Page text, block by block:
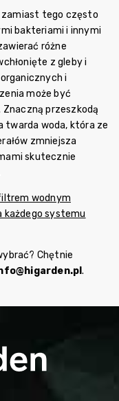
zamiast tego często
bakteriami i innymi
różne
z gleby i
i
może być
Znaczną przeszkodą
twarda woda, która ze
zmniejsza
skutecznie
wodnym
każdego systemu
Chętnie
.